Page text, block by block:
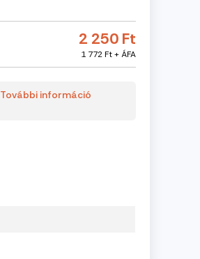
2 250 Ft
1 772 Ft + ÁFA
További információ